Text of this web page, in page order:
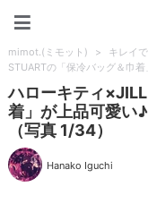
mimot.(ミモット) > キレイ
STUARTの「保冷バッグ＆巾
ハローキティ
着」が上品可愛い
（写真 1/34）
Hanako Iguchi